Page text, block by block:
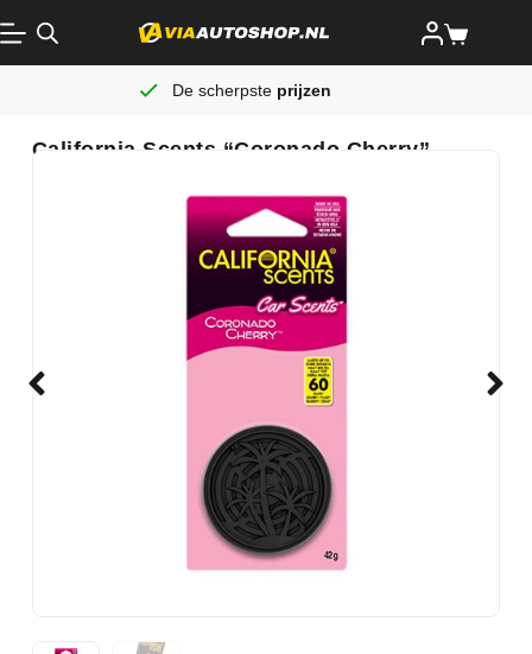
De scherpste prijzen
California Scents “Coronado Cherry”